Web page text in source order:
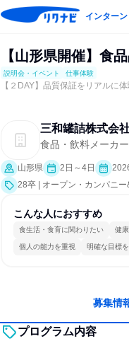
インターン
【山形県開催】食
説明会・イベント 仕事体験
【２DAY】品質保証をリアルに
三和罐詰株式会
食品・飲料メーカー
山形県 2日～4日
28卒 | オープン・カンパニ
こんな人におすすめ
食生活・食育に関わりたい 健
個人の能力を重視 明確な目標
募集情
プログラム内容